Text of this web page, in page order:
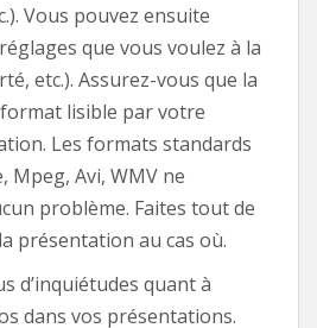
Vous pouvez ensuite
que vous voulez à la
etc.). Assurez-vous que la
lisible par votre
Les formats standards
Mpeg, Avi, WMV ne
problème. Faites tout de
présentation au cas où.
d’inquiétudes quant à
dans vos présentations.